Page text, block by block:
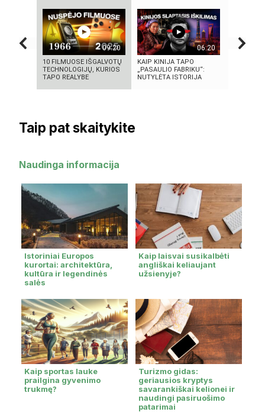
09:20
10 FILMUOSE IŠGALVOTŲ
TECHNOLOGIJŲ, KURIOS
TAPO REALYBE
06:20
KAIP KINIJA TAPO
„PASAULIO FABRIKU“:
NUTYLĖTA ISTORIJA
Taip pat skaitykite
Naudinga informacija
Istoriniai Europos
kurortai: architektūra,
kultūra ir legendinės
salės
Kaip laisvai susikalbėti
angliškai keliaujant
užsienyje?
Kaip sportas lauke
prailgina gyvenimo
trukmę?
Turizmo gidas:
geriausios kryptys
savarankiškai kelionei ir
naudingi pasiruošimo
patarimai